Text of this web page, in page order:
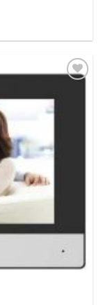
Hozzáadás a